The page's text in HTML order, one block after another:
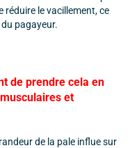
réduire le vacillement, ce
pagayeur.
de prendre cela en
et
de la pale influe sur